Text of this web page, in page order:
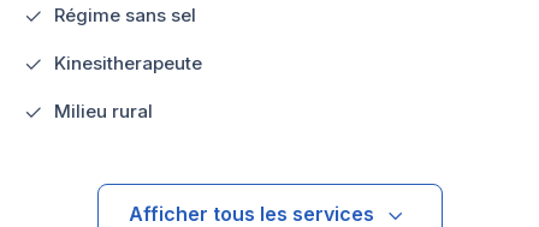
Régime sans sel
Kinesitherapeute
Milieu rural
Afficher tous les services